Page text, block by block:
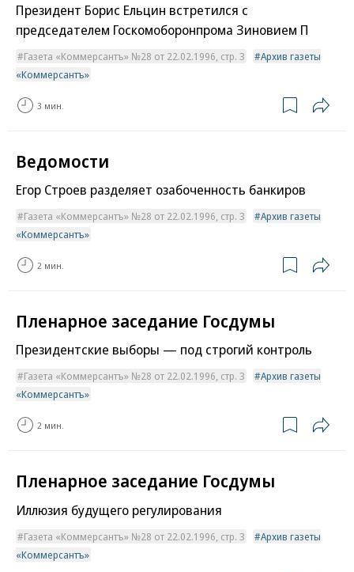
Президент Борис Ельцин встретился с
председателем Госкомоборонпрома Зиновием П
Газета «Коммерсантъ» №28 от 22.02.1996, стр. 3
Архив газеты
«Коммерсантъ»
3 мин.
Ведомости
Егор Строев разделяет озабоченность банкиров
Газета «Коммерсантъ» №28 от 22.02.1996, стр. 3
Архив газеты
«Коммерсантъ»
2 мин.
Пленарное заседание Госдумы
Президентские выборы — под строгий контроль
Газета «Коммерсантъ» №28 от 22.02.1996, стр. 3
Архив газеты
«Коммерсантъ»
2 мин.
Пленарное заседание Госдумы
Иллюзия будущего регулирования
Газета «Коммерсантъ» №28 от 22.02.1996, стр. 3
Архив газеты
«Коммерсантъ»